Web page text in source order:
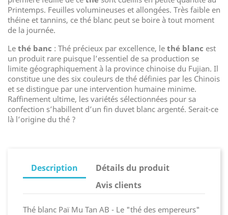
Printemps. Feuilles volumineuses et allongées. Très faible en
théine et tannins, ce thé blanc peut se boire à tout moment
de la journée.
Le thé banc : Thé précieux par excellence, le thé blanc est
un produit rare puisque l’essentiel de sa production se
limite géographiquement à la province chinoise du Fujian. Il
constitue une des six couleurs de thé définies par les Chinois
et se distingue par une intervention humaine minime.
Raffinement ultime, les variétés sélectionnées pour sa
confection s’habillent d’un fin duvet blanc argenté. Serait-ce
là l’origine du thé ?
Description
Détails du produit
Avis clients
Thé blanc Paï Mu Tan AB - Le "thé des empereurs"